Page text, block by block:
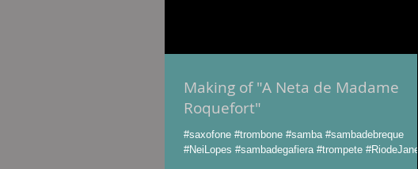
Making of "A Neta de Madame
Roquefort"
#saxofone #trombone #samba #sambadebreque
#NeiLopes #sambadegafiera #trompete